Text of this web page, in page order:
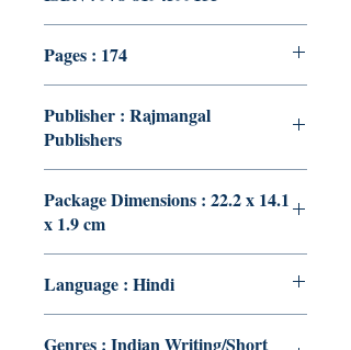
Pages : 174
Publisher : Rajmangal
Publishers
Package Dimensions : 22.2 x 14.1
x 1.9 cm
Language : Hindi
Genres : Indian Writing/Short